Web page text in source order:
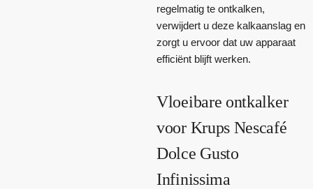
regelmatig te ontkalken,
verwijdert u deze kalkaanslag en
zorgt u ervoor dat uw apparaat
efficiënt blijft werken.
Vloeibare ontkalker
voor Krups Nescafé
Dolce Gusto
Infinissima